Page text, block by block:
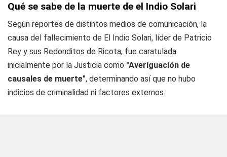
Qué se sabe de la muerte de el Indio Solari
Según reportes de distintos medios de comunicación, la
causa del fallecimiento de El Indio Solari, líder de Patricio
Rey y sus Redonditos de Ricota, fue caratulada
inicialmente por la Justicia como "Averiguación de
causales de muerte", determinando así que no hubo
indicios de criminalidad ni factores externos.